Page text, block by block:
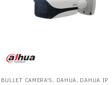
BULLET CAMERA'S , DAHUA, DAHUA IP